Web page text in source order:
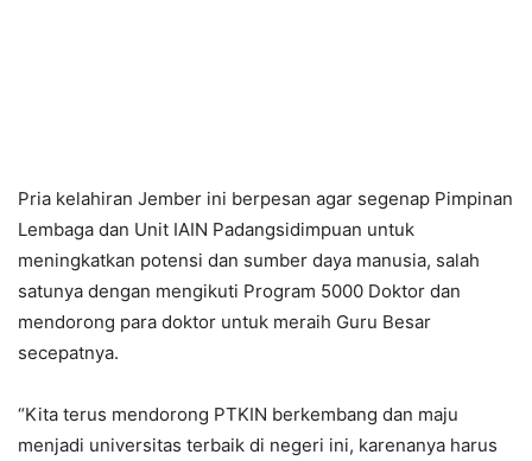
Pria kelahiran Jember ini berpesan agar segenap Pimpinan
Lembaga dan Unit IAIN Padangsidimpuan untuk
meningkatkan potensi dan sumber daya manusia, salah
satunya dengan mengikuti Program 5000 Doktor dan
mendorong para doktor untuk meraih Guru Besar
secepatnya.
“Kita terus mendorong PTKIN berkembang dan maju
menjadi universitas terbaik di negeri ini, karenanya harus